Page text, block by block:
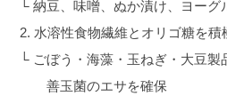
└ 納豆、味噌、ぬか漬け、ヨーグ
2. 水溶性食物繊維とオリゴ糖を積
└ ごぼう・海藻・玉ねぎ・大豆製
善玉菌のエサを確保